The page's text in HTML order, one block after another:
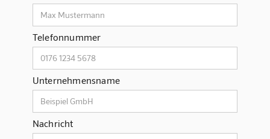
Telefonnummer
Unternehmensname
Nachricht